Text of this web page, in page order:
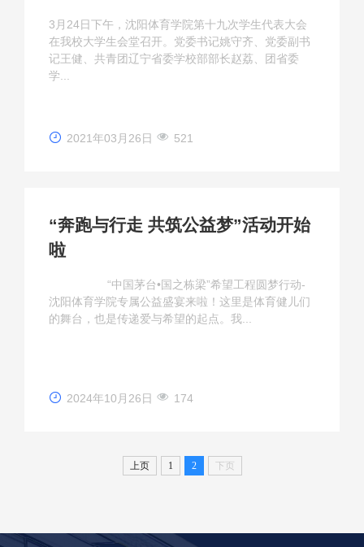
3月24日下午，沈阳体育学院第十九次学生代表大会
在我校大学生会堂召开。党委书记姚守齐、党委副书
记王健、共青团辽宁省委学校部部长赵荔、团省委
学...
2021年03月26日 521
“奔跑与行走 共筑公益梦”活动开始
啦
“中国茅台•国之栋梁”希望工程圆梦行动-
沈阳体育学院专属公益盛宴来啦！这里是体育健儿们
的舞台，也是传递爱与希望的起点。我...
2024年10月26日 174
上页 1 2 下页